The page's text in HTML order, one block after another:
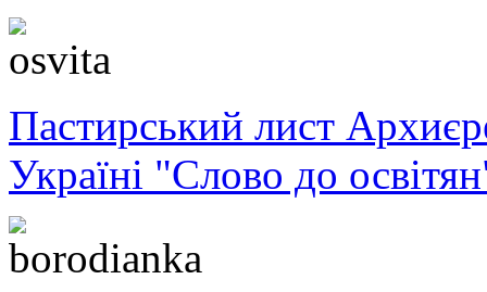
Пастирський лист
Україні "Слово до